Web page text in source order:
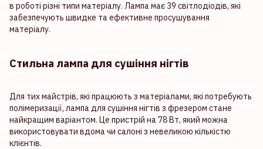
в роботі різні типи матеріалу. Лампа має 39 світлодіодів, які
забезпечують швидке та ефективне просушування
матеріалу.
Стильна лампа для сушіння нігтів
Для тих майстрів, які працюють з матеріалами, які потребують
полімеризації, лампа для сушіння нігтів з фрезером стане
найкращим варіантом. Це пристрій на 78 Вт, який можна
використовувати вдома чи салоні з невеликою кількістю
клієнтів.